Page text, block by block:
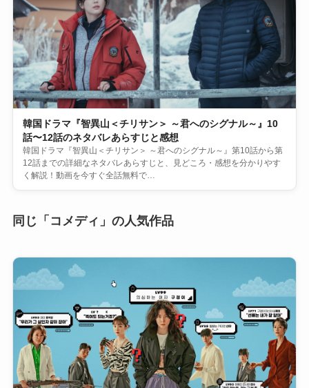
韓国ドラマ『智異山＜チリサン＞ ～君へのシグナル～』10
話〜12話のネタバレあらすじと感想
韓国ドラマ『智異山＜チリサン＞ ～君へのシグナル～』第10話から第
12話までの詳細なネタバレあらすじと、見どころ・感想を分かりやす
く解説！動画を今すぐ全話無料で…
同じ「コメディ」の人気作品